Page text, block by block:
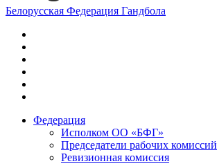
Белорусская Федерация Гандбола
Федерация
Исполком ОО «БФГ»
Председатели рабочих комиссий
Ревизионная комиссия